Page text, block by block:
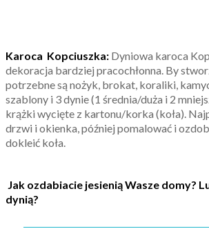
Karoca Kopciuszka: Dyniowa karoca
dekoracja bardziej pracochłonna. By
potrzebne są nożyk, brokat, koraliki,
szablony i 3 dynie (1 średnia/duża i 2
krążki wycięte z kartonu/korka (koła).
drzwi i okienka, później pomalować i
dokleić koła.
Jak ozdabiacie jesienią Wasze domy?
dynią?